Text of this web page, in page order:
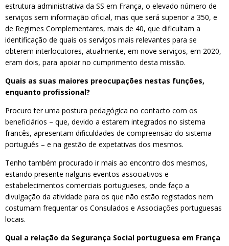
estrutura administrativa da SS em França, o elevado número de
serviços sem informação oficial, mas que será superior a 350, e
de Regimes Complementares, mais de 40, que dificultam a
identificação de quais os serviços mais relevantes para se
obterem interlocutores, atualmente, em nove serviços, em 2020,
eram dois, para apoiar no cumprimento desta missão.
Quais as suas maiores preocupações nestas funções,
enquanto profissional?
Procuro ter uma postura pedagógica no contacto com os
beneficiários – que, devido a estarem integrados no sistema
francês, apresentam dificuldades de compreensão do sistema
português – e na gestão de expetativas dos mesmos.
Tenho também procurado ir mais ao encontro dos mesmos,
estando presente nalguns eventos associativos e
estabelecimentos comerciais portugueses, onde faço a
divulgação da atividade para os que não estão registados nem
costumam frequentar os Consulados e Associações portuguesas
locais.
Qual a relação da Segurança Social portuguesa em França